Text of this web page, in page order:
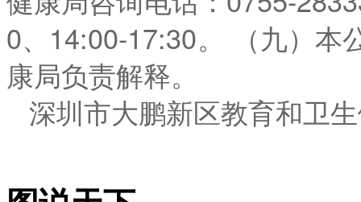
0、14:00-17:30。 （九）本
康局负责解释。
深圳市大鹏新区教育和卫